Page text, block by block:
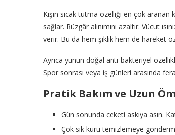
Kışın sıcak tutma özelliği en çok aranan
sağlar. Rüzgâr alınımını azaltır. Vücut
verir. Bu da hem şıklık hem de hareket
Ayrıca yünün doğal anti-bakteriyel
Spor sonrası veya iş günleri arasında
Pratik Bakım ve Uzun
Gün sonunda ceketi askıya asın.
Çok sık kuru temizlemeye